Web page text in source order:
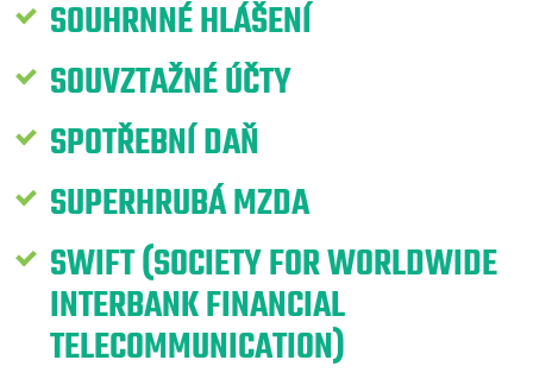
SOUHRNNÉ HLÁŠENÍ
SOUVZTAŽNÉ ÚČTY
SPOTŘEBNÍ DAŇ
SUPERHRUBÁ MZDA
SWIFT (SOCIETY FOR WORLDWIDE
INTERBANK FINANCIAL
TELECOMMUNICATION)